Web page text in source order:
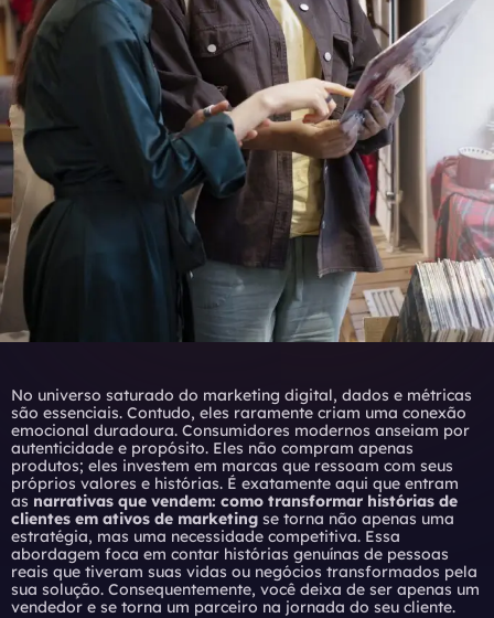
No universo saturado do marketing digital, dados e métricas
são essenciais. Contudo, eles raramente criam uma conexão
emocional duradoura. Consumidores modernos anseiam por
autenticidade e propósito. Eles não compram apenas
produtos; eles investem em marcas que ressoam com seus
próprios valores e histórias. É exatamente aqui que entram
as narrativas que vendem: como transformar histórias de
clientes em ativos de marketing se torna não apenas uma
estratégia, mas uma necessidade competitiva. Essa
abordagem foca em contar histórias genuínas de pessoas
reais que tiveram suas vidas ou negócios transformados pela
sua solução. Consequentemente, você deixa de ser apenas um
vendedor e se torna um parceiro na jornada do seu cliente.